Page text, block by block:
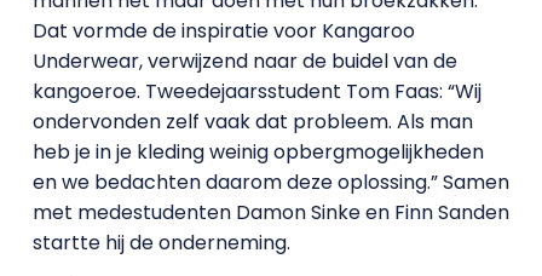
Dat vormde de inspiratie voor Kangaroo
Underwear, verwijzend naar de buidel van de
kangoeroe. Tweedejaarsstudent Tom Faas: “Wij
ondervonden zelf vaak dat probleem. Als man
heb je in je kleding weinig opbergmogelijkheden
en we bedachten daarom deze oplossing.” Samen
met medestudenten Damon Sinke en Finn Sanden
startte hij de onderneming.